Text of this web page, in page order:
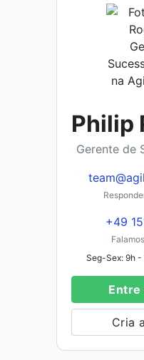
Philip
Gerente de
+49
Seg-Sex: 9h -
Entre
Cria